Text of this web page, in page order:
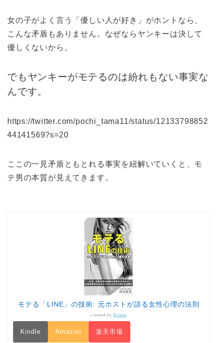
女の子がよく言う「優しい人が好き」がホントなら、
こんな矛盾もありません。なぜならヤンキーは決して
優しくないから。
でもヤンキーがモテるのは紛れもない事実な
んです。
https://twitter.com/pochi_tama11/status/12133798852
44141569?s=20
ここの一見矛盾ともとれる事実を紐解いていくと、モ
テ男の本質が見えてきます。
モテる「LINE」の技術: 元ホストが語る女性心理の法則
created by Rinker
Kindle Amazon 楽天市場